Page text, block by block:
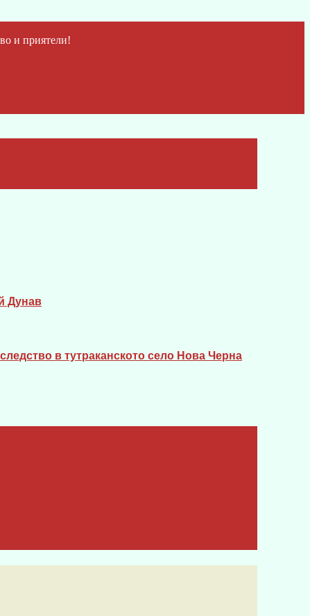
и приятели!
Дунав
в тутраканското село Нова Черна